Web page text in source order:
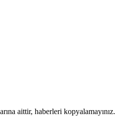
aittir, haberleri kopyalamayınız.